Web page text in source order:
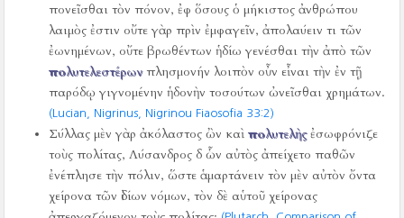
πονεῖσθαι τὸν πόνον, ἐφ ὅσους ὁ μήκιστος ἀνθρώπου
λαιμὸς ἐστιν οὔτε γὰρ πρὶν ἐμφαγεῖν, ἀπολαύειν τι τῶν
ἐωνημένων, οὔτε βρωθέντων ἡδίω γενέσθαι τὴν ἀπὸ τῶν
πολυτελεστέρωνπλησμονήν λοιπὸν οὖν εἶναι τὴν ἐν τῇ
παρόδῳ γιγνομένην ἡδονὴν τοσούτων ὠνεῖσθαι χρημάτων.
(Lucian, Nigrinus, Nigrinou Fiaosofia 33:2)
Σύλλας μὲν γὰρ ἀκόλαστος ὢν καὶπολυτελὴςἐσωφρόνιζε
τοὺς πολίτας, Λύσανδρος δ ὧν αὐτὸς ἀπείχετο παθῶν
ἐνέπλησε τὴν πόλιν, ὥστε ἁμαρτάνειν τὸν μὲν αὐτὸν ὄντα
χείρονα τῶν ἰδίων νόμων, τὸν δὲ αὑτοῦ χείρονας